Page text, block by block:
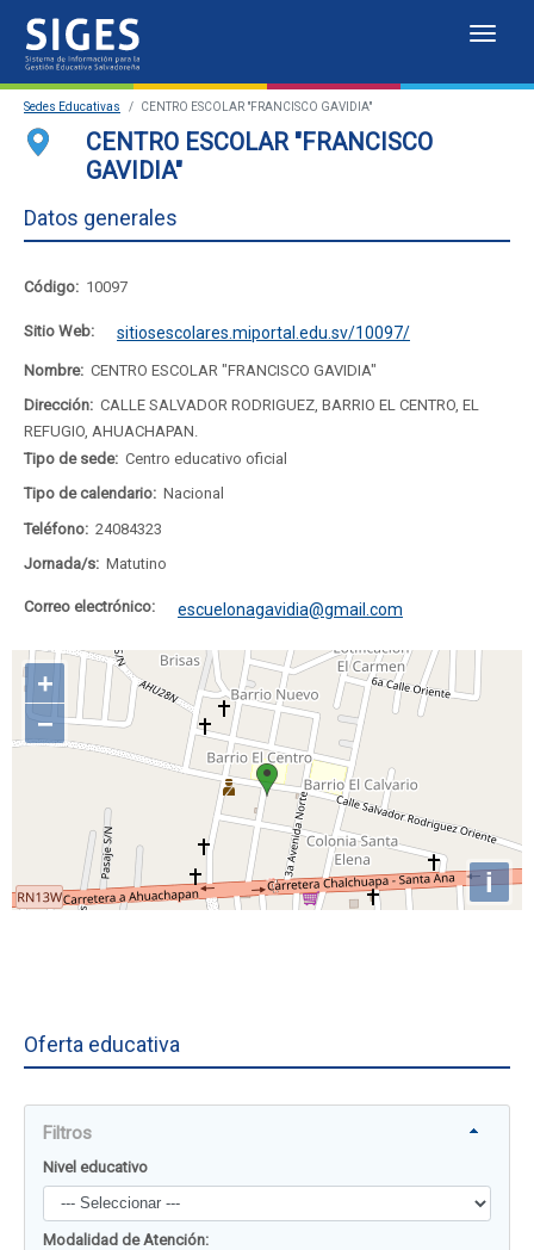
Sistema
de
Información
para
la
Gestión
Educativa
Salvadoreña
Sedes Educativas
Mapa de sedes educativas
Sedes Educativas CENTRO ESCOLAR "FRANCISCO GAVIDIA"
CENTRO ESCOLAR "FRANCISCO
GAVIDIA"
Datos generales
Código: 10097
Sitio Web: sitiosescolares.miportal.edu.sv/10097/
Nombre: CENTRO ESCOLAR "FRANCISCO GAVIDIA"
Dirección: CALLE SALVADOR RODRIGUEZ, BARRIO EL CENTRO, EL
REFUGIO, AHUACHAPAN.
Tipo de sede: Centro educativo oficial
Tipo de calendario: Nacional
Teléfono: 24084323
Jornada/s: Matutino
Correo electrónico: escuelonagavidia@gmail.com
Oferta educativa
Filtros
Nivel educativo
Modalidad de Atención: